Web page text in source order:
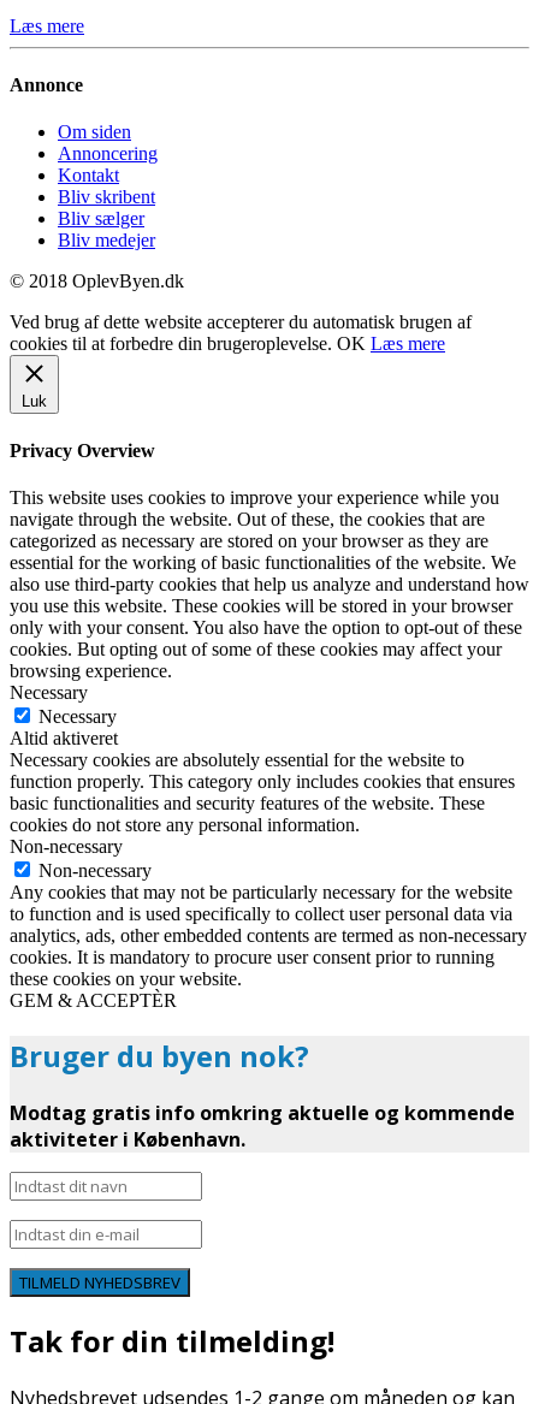
Læs mere
Annonce
Om siden
Annoncering
Kontakt
Bliv skribent
Bliv sælger
Bliv medejer
© 2018 OplevByen.dk
Ved brug af dette website accepterer du automatisk brugen af
cookies til at forbedre din brugeroplevelse. OK Læs mere
Luk
Privacy Overview
This website uses cookies to improve your experience while you
navigate through the website. Out of these, the cookies that are
categorized as necessary are stored on your browser as they are
essential for the working of basic functionalities of the website. We
also use third-party cookies that help us analyze and understand how
you use this website. These cookies will be stored in your browser
only with your consent. You also have the option to opt-out of these
cookies. But opting out of some of these cookies may affect your
browsing experience.
Necessary
Necessary
Altid aktiveret
Necessary cookies are absolutely essential for the website to
function properly. This category only includes cookies that ensures
basic functionalities and security features of the website. These
cookies do not store any personal information.
Non-necessary
Non-necessary
Any cookies that may not be particularly necessary for the website
to function and is used specifically to collect user personal data via
analytics, ads, other embedded contents are termed as non-necessary
cookies. It is mandatory to procure user consent prior to running
these cookies on your website.
GEM & ACCEPTÈR
Bruger du byen nok?
Modtag gratis info omkring aktuelle og kommende
aktiviteter i København.
TILMELD NYHEDSBREV
Tak for din tilmelding!
Nyhedsbrevet udsendes 1-2 gange om måneden og kan